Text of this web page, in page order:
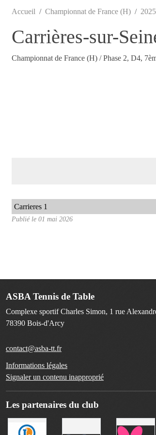
Accueil Championnat de France (H)
Carrières-sur-
Championnat de France (H) / Phase 2, D4,
Carrieres 1
Publié le 01 mai 2026
ASBA Tennis de Table
Complexe sportif Charles Simon, 1 rue
78390 Bois-d'Arcy
contact@asba-tt.fr
Informations légales
Signaler un contenu inapproprié
Les partenaires du club